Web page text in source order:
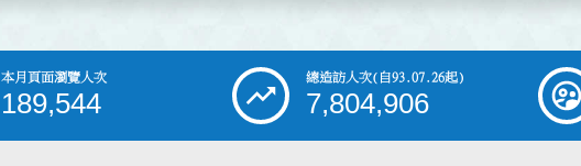
本月頁面瀏覽人次
189,544
總造訪人次(自93.07.26起)
7,804,906